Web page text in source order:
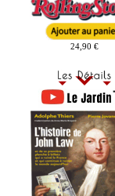
24,90 €